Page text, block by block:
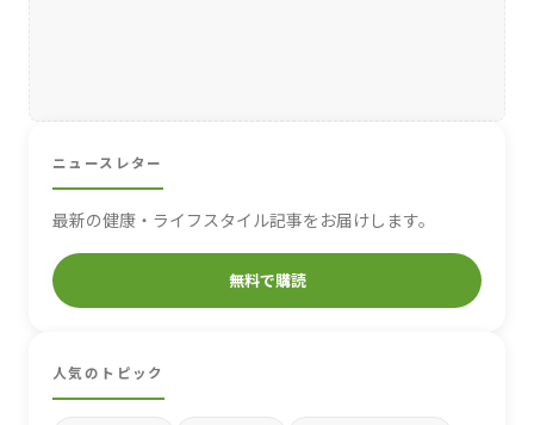
ニュースレター
最新の健康・ライフスタイル記事をお届けします。
無料で購読
人気のトピック